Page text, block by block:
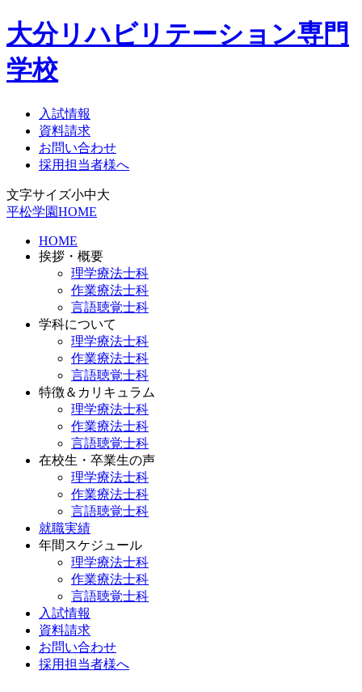
大分リハビリテーション専門
学校
入試情報
資料請求
お問い合わせ
採用担当者様へ
文字サイズ小中大
平松学園HOME
HOME
挨拶・概要
理学療法士科
作業療法士科
言語聴覚士科
学科について
理学療法士科
作業療法士科
言語聴覚士科
特徴＆カリキュラム
理学療法士科
作業療法士科
言語聴覚士科
在校生・卒業生の声
理学療法士科
作業療法士科
言語聴覚士科
就職実績
年間スケジュール
理学療法士科
作業療法士科
言語聴覚士科
入試情報
資料請求
お問い合わせ
採用担当者様へ